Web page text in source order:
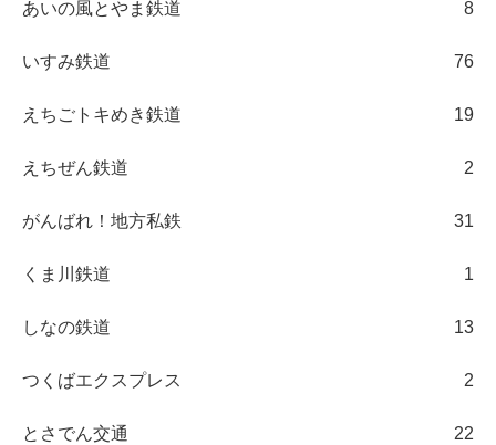
あいの風とやま鉄道 8
いすみ鉄道 76
えちごトキめき鉄道 19
えちぜん鉄道 2
がんばれ！地方私鉄 31
くま川鉄道 1
しなの鉄道 13
つくばエクスプレス 2
とさでん交通 22